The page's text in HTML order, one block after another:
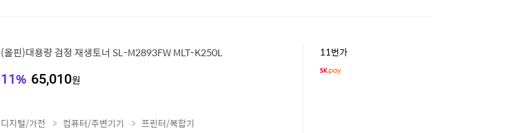
(올핀)대용량 검정 재생토너 SL-M2893FW MLT-K250L
11% 65,010원
11번가
디지털/가전 컴퓨터/주변기기
프린터/복합기